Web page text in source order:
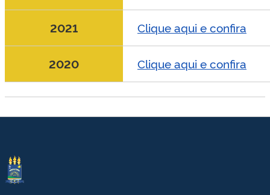
2021 Clique aqui e confira
2020 Clique aqui e confira